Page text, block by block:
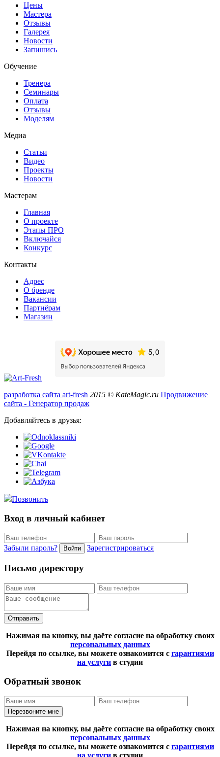
Цены
Мастера
Отзывы
Галерея
Новости
Запишись
Обучение
Тренера
Семинары
Оплата
Отзывы
Моделям
Медиа
Статьи
Видео
Проекты
Новости
Мастерам
Главная
О проекте
Этапы ПРО
Включайся
Конкурс
Контакты
Адрес
О бренде
Вакансии
Партнёрам
Магазин
разработка сайта art-fresh 2015 © KateMagic.ru Продвижение
сайта - Генератор продаж
Добавляйтесь в друзья:
Позвонить
Вход в личный кабинет
Забыли пароль? Войти Зарегистрироваться
Письмо директору
Отправить
Нажимая на кнопку, вы даёте согласие на обработку своих
персональных данных
Перейдя по ссылке, вы можете ознакомится с гарантиями
на услуги в студии
Обратный звонок
Перезвоните мне
Нажимая на кнопку, вы даёте согласие на обработку своих
персональных данных
Перейдя по ссылке, вы можете ознакомится с гарантиями